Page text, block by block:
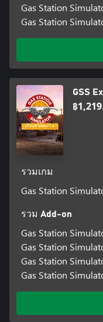
Gas Station
Gas Station
GSS
฿
รวมเกม
Gas Station
รวม Add-on
Gas Station
Gas Station
Gas Station
Gas Station